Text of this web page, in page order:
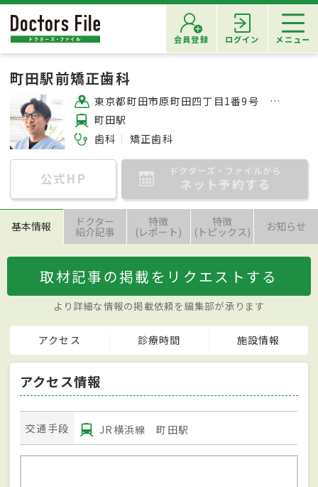
会員登録 ログイン メニュー
町田駅前矯正歯科
東京都町田市原町田四丁目1番9号 永井ビル4階
町田駅
歯科
矯正歯科
公式HP ドクターズ・ファイルから
ネット予約する
基本情報 ドクター
紹介記事
特徴
(レポート)
特徴
(トピックス) お知らせ
取材記事の掲載をリクエストする
より詳細な情報の掲載依頼を編集部が承ります
アクセス 診療時間 施設情報
アクセス情報
交通手段 JR横浜線 町田駅